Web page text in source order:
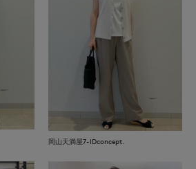
岡山天満屋7-IDconcept.